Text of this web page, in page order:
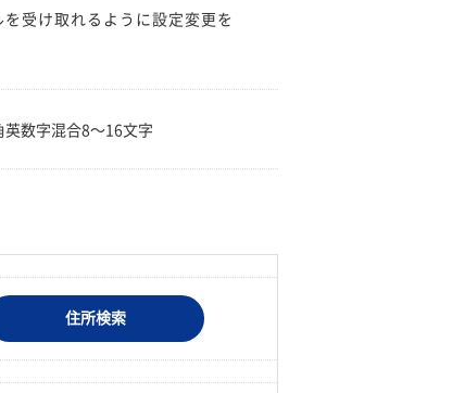
受け取れるように設定変更を
英数字混合8〜16文字
住所検索